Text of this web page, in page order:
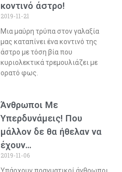
κοντινό άστρο!
2019-11-21
Μια μαύρη τρύπα στον γαλαξία
μας καταπίνει ένα κοντινό της
άστρο με τόση βία που
κυριολεκτικά τρεμουλιάζει με
ορατό φως.
Άνθρωποι Με
Υπερδυνάμεις! Που
μάλλον δε θα ήθελαν να
έχουν…
2019-11-06